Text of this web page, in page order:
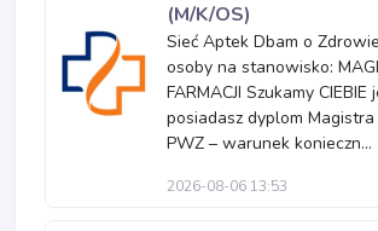
(M/K/OS)
Sieć Aptek Dbam o
osoby na stanowisko:
FARMACJI Szukamy CIEBIE
posiadasz dyplom
PWZ – warunek konieczn...
2026-08-06 13:53